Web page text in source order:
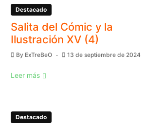
Destacado
Salita del Cómic y la
Ilustración XV (4)
By ExTreBeO 13 de septiembre de 2024
Leer más
Destacado